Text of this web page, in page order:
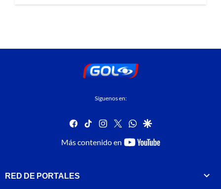
Síguenos en:
facebook
tiktok instagram
twitterwhatsapp
google
Más contenido en
youtube-
RED DE PORTALES